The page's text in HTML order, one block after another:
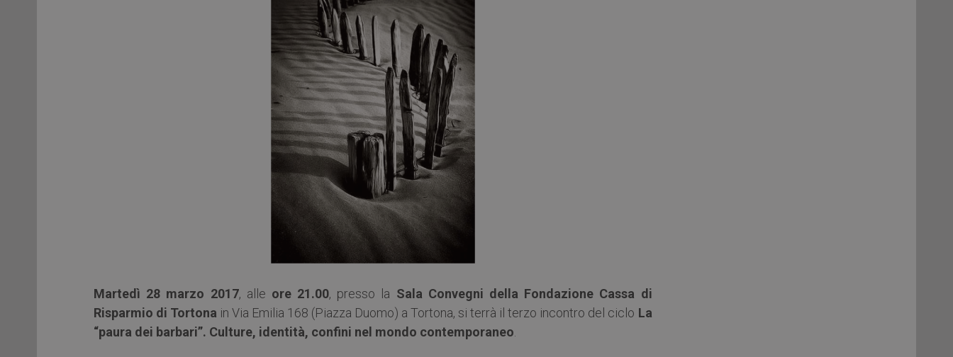
Martedì 28 marzo 2017, alle ore 21.00, presso la Sala Convegni della Fondazione Cassa di
Risparmio di Tortona in Via Emilia 168 (Piazza Duomo) a Tortona, si terrà il terzo incontro del ciclo La
“paura dei barbari”. Culture, identità, confini nel mondo contemporaneo.